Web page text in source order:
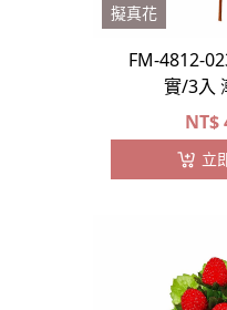
擬真花
FM-4812-
實/3入
NT$
立